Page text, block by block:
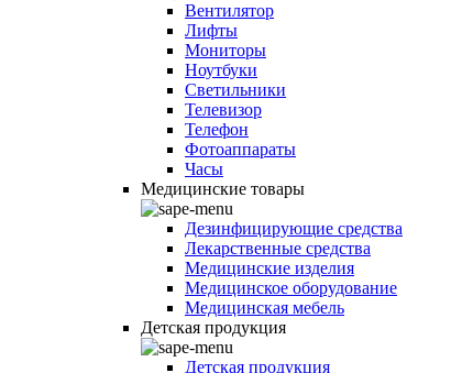
Вентилятор
Лифты
Мониторы
Ноутбуки
Светильники
Телевизор
Телефон
Фотоаппараты
Часы
Медицинские товары
Дезинфицирующие средства
Лекарственные средства
Медицинские изделия
Медицинское оборудование
Медицинская мебель
Детская продукция
Детская продукция